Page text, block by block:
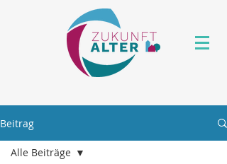
Beitrag
Alle Beiträge